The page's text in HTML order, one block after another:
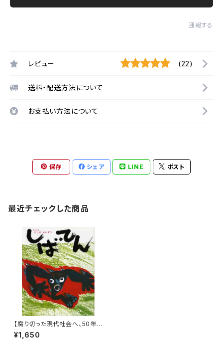
通報する
レビュー (22)
送料・配送方法について
お支払い方法について
保存 シェア LINE ポスト
最近チェックした商品
【腐り切った現代社会へ、50年
以上前からの贈り物！】『しばて
ん』
¥1,650